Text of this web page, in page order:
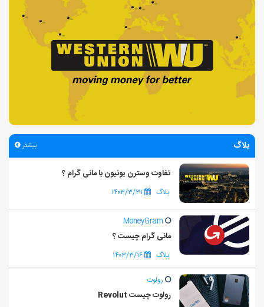
بلاگ بیشتر
تفاوت وسترن یونیون با مانی گرام ؟
بلاگ ۱۴۰۳/۳/۳۱
MoneyGram
مانی گرام چیست ؟
بلاگ ۱۴۰۳/۳/۱۶
رولوت
رولوت چیست Revolut